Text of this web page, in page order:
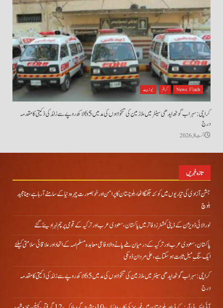
News Flash کرائم نیوز بیٹ
کراچی: سہراب گوٹھ ایدھی سینٹر میں ملازمین کی تنخواہوں کی مد میں 65 لاکھ روپے سے زائد کی ڈکیتی کا مقدمہ
درج
اگست 8, 2026
تازہ خبریں
جشن آزادی کی تیاریوں میں کوئٹہ جگمگا اٹھا، بلوچستان کا پرامن اور خوبصورت چہرہ دنیا کے سامنے آ رہا ہے، مینا مجید
بلوچ
لورالائی ڈویژن کے ڈپٹی کمشنرز دفاتر میں پاکستان، سعودی عرب اور ترکیہ کے قومی پرچم لہرا دیئے گئے
پاکستان، سعودی عرب اور ترکیہ کے درمیان طے پانے والا دفاعی معاہدہ مسلم امہ کے اتحاد اور علاقائی سلامتی کیلئے
ایک سنگِ میل ثابت ہو سکتا ہے، علی مردان ڈومکی
کراچی: سہراب گوٹھ ایدھی سینٹر میں ملازمین کی تنخواہوں کی مد میں 65 لاکھ روپے سے زائد کی ڈکیتی کا مقدمہ
درج